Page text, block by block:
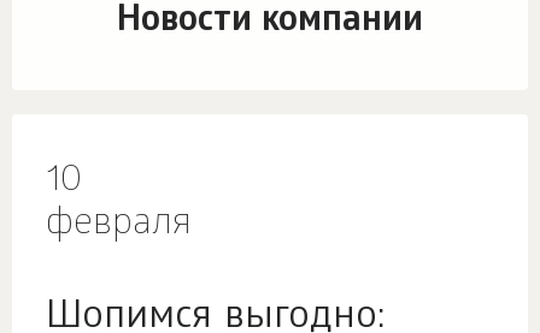
Новости компании
10
февраля
Шопимся выгодно: